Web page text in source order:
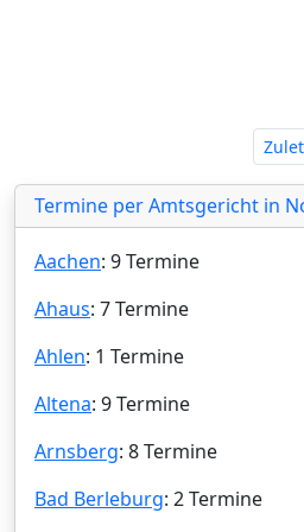
Termine per Amtsgericht in
Aachen: 9 Termine
Ahaus: 7 Termine
Ahlen: 1 Termine
Altena: 9 Termine
Arnsberg: 8 Termine
Bad Berleburg: 2 Termine